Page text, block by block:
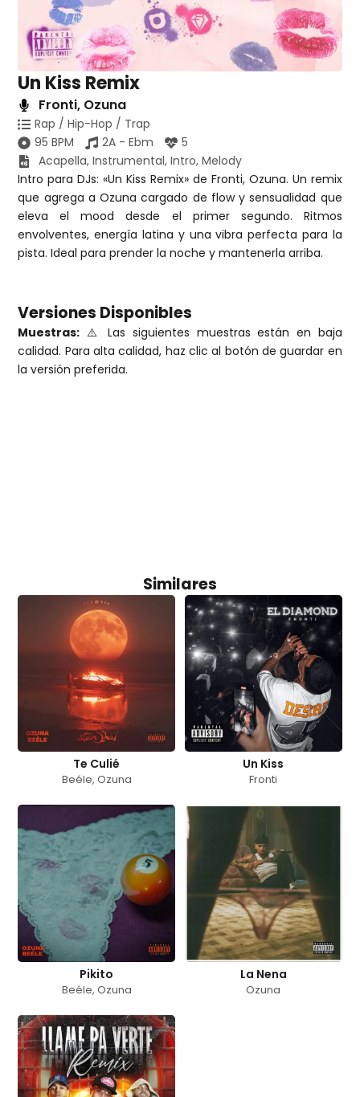
Un Kiss Remix
Fronti, Ozuna
Rap / Hip-Hop / Trap
95 BPM
2A - Ebm
5
Acapella,Instrumental,Intro,Melody
Intro para DJs: «Un Kiss Remix» de Fronti, Ozuna. Un remix
que agrega a Ozuna cargado de flow y sensualidad que
eleva el mood desde el primer segundo. Ritmos
envolventes, energía latina y una vibra perfecta para la
pista. Ideal para prender la noche y mantenerla arriba.
Versiones Disponibles
Muestras: ⚠️ Las siguientes muestras están en baja
calidad. Para alta calidad, haz clic al botón de guardar en
la versión preferida.
Similares
Te Culié
Beéle, Ozuna
Un Kiss
Fronti
Pikito
Beéle, Ozuna
La Nena
Ozuna